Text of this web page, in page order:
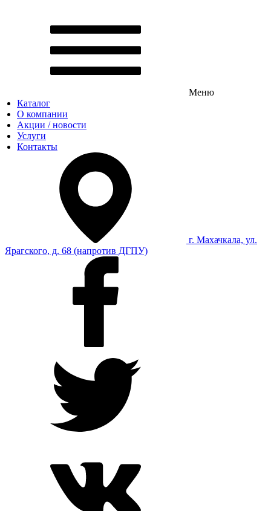
Меню
Каталог
О компании
Акции / новости
Услуги
Контакты
г. Махачкала, ул.
Ярагского, д. 68 (напротив ДГПУ)